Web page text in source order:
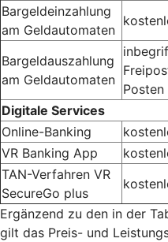
Bargeldeinzahlung
am Geldautomaten
Bargeldauszahlung
am Geldautomaten
Digitale Services
Online-Banking
VR Banking App
TAN-Verfahren VR
SecureGo plus
Ergänzend zu den in der
gilt das Preis- und